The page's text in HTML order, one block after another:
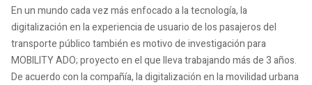
En un mundo cada vez más enfocado a la tecnología, la
digitalización en la experiencia de usuario de los pasajeros del
transporte público también es motivo de investigación para
MOBILITY ADO; proyecto en el que lleva trabajando más de 3 años.
De acuerdo con la compañía, la digitalización en la movilidad urbana